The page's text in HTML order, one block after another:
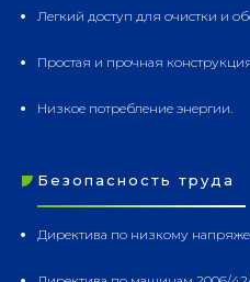
Легкий доступ для очистки и
Простая и прочная
Низкое потребление энергии.
Безопасность труда
Директива по низкому